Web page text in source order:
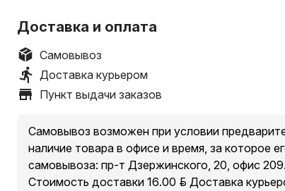
Доставка и оплата
Самовывоз
Доставка курьером
Пункт выдачи заказов
Самовывоз возможен при условии
наличие товара в офисе и время, за которое
самовывоза: пр-т Дзержинского, 20, офис
Стоимость доставки 16.00 руб. Доставка